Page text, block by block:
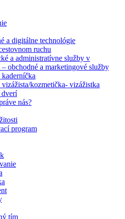
a digitálne technológie
ruchu
a administratívne služby v
obchodné a marketingové služby
kozmetička- vizážistka
dverí
nás?
program
tím